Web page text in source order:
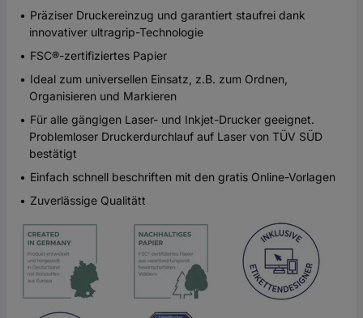
Präziser Druckereinzug und garantiert staufrei dank
innovativer ultragrip-Technologie
FSC®-zertifiziertes Papier
Ideal zum universellen Einsatz, z.B. zum Ordnen,
Organisieren und Markieren
Für alle gängigen Laser- und Inkjet-Drucker geeignet.
Problemloser Druckerdurchlauf auf Laser von TÜV SÜD
bestätigt
Einfach schnell beschriften mit den gratis Online-Vorlagen
Zuverlässige Qualitätt